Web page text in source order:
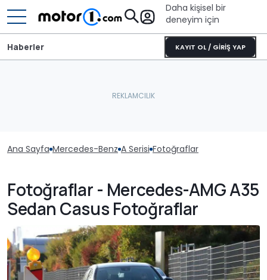
Daha kişisel bir
deneyim için
KAYIT OL / GİRİŞ YAP
Haberler
Ana Sayfa Mercedes-Benz A Serisi Fotoğraflar
Fotoğraflar - Mercedes-AMG A35
Sedan Casus Fotoğraflar